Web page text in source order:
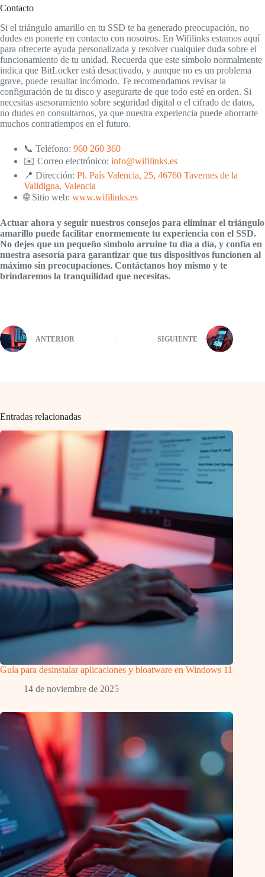
Contacto
Si el triángulo amarillo en tu SSD te ha generado preocupación, no
dudes en ponerte en contacto con nosotros. En Wifilinks estamos aquí
para ofrecerte ayuda personalizada y resolver cualquier duda sobre el
funcionamiento de tu unidad. Recuerda que este símbolo normalmente
indica que BitLocker está desactivado, y aunque no es un problema
grave, puede resultar incómodo. Te recomendamos revisar la
configuración de tu disco y asegurarte de que todo esté en orden. Si
necesitas asesoramiento sobre seguridad digital o el cifrado de datos,
no dudes en consultarnos, ya que nuestra experiencia puede ahorrarte
muchos contratiempos en el futuro.
📞 Teléfono: 960 260 360
✉️ Correo electrónico: info@wifilinks.es
📍 Dirección: Pl. País Valencia, 25, 46760 Tavernes de la
Valldigna, Valencia
🌐 Sitio web: www.wifilinks.es
Actuar ahora y seguir nuestros consejos para eliminar el triángulo
amarillo puede facilitar enormemente tu experiencia con el SSD.
No dejes que un pequeño símbolo arruine tu día a día, y confía en
nuestra asesoría para garantizar que tus dispositivos funcionen al
máximo sin preocupaciones. Contáctanos hoy mismo y te
brindaremos la tranquilidad que necesitas.
ANTERIOR SIGUIENTE
Entradas relacionadas
Guía para desinstalar aplicaciones y bloatware en Windows 11
14 de noviembre de 2025